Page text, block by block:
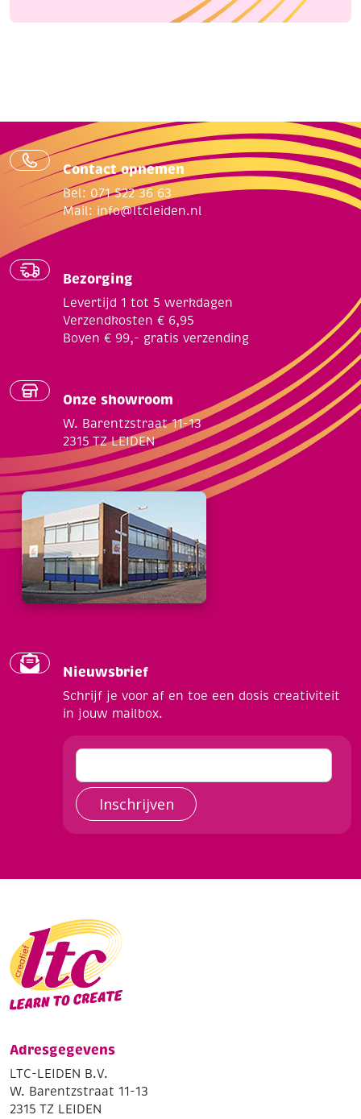
Contact opnemen
Bel: 071 522 36 63
Mail: info@ltcleiden.nl
Bezorging
Levertijd 1 tot 5 werkdagen
Verzendkosten € 6,95
Boven € 99,- gratis verzending
Onze showroom
W. Barentzstraat 11-13
2315 TZ LEIDEN
Nieuwsbrief
Schrijf je voor af en toe een dosis creativiteit
in jouw mailbox.
Inschrijven
Adresgegevens
LTC-LEIDEN B.V.
W. Barentzstraat 11-13
2315 TZ LEIDEN